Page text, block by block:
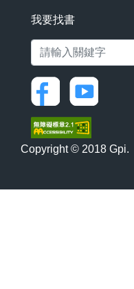
我要找書
Copyright © 2018 Gpi.